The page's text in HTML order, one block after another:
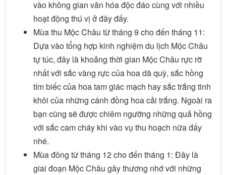
vào không gian văn hóa độc đáo cùng với nhiều
hoạt động thú vị ở đây đấy.
Mùa thu Mộc Châu từ tháng 9 cho đến tháng 11:
Dựa vào tổng hợp kinh nghiệm du lịch Mộc Châu
tự túc, đây là khoảng thời gian Mộc Châu rực rỡ
nhất với sắc vàng rực của hoa dã quỳ, sắc hồng
tím biếc của hoa tam giác mạch hay sắc trắng tinh
khôi của những cánh đồng hoa cải trắng. Ngoài ra
bạn cũng sẽ được chiêm ngưỡng những quả hồng
với sắc cam cháy khi vào vụ thu hoạch nữa đấy
nhé.
Mùa đông từ tháng 12 cho đến tháng 1: Đây là
giai đoạn Mộc Châu gây thương nhớ với những